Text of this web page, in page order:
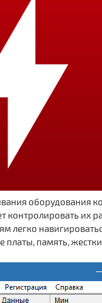
оборудования
их
легко
память,